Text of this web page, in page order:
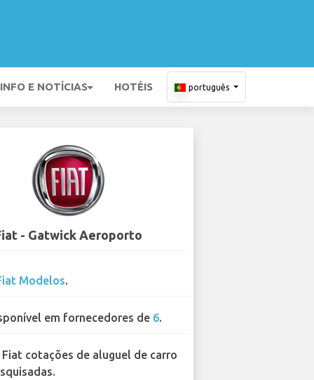
INFO E NOTÍCIAS HOTÉIS português
- Gatwick Aeroporto
Modelos.
em fornecedores de 6.
Fiat cotações de aluguel de carro